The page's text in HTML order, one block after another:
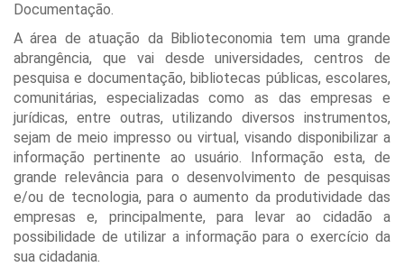
Documentação.
A área de atuação da Biblioteconomia tem uma grande
abrangência, que vai desde universidades, centros de
pesquisa e documentação, bibliotecas públicas, escolares,
comunitárias, especializadas como as das empresas e
jurídicas, entre outras, utilizando diversos instrumentos,
sejam de meio impresso ou virtual, visando disponibilizar a
informação pertinente ao usuário. Informação esta, de
grande relevância para o desenvolvimento de pesquisas
e/ou de tecnologia, para o aumento da produtividade das
empresas e, principalmente, para levar ao cidadão a
possibilidade de utilizar a informação para o exercício da
sua cidadania.